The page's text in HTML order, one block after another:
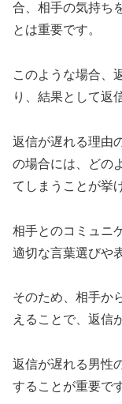
合、相手の気持ち
とは重要です。
このような場合、
り、結果として返
返信が遅れる理由
の場合には、どの
てしまうことが挙
相手とのコミュニ
適切な言葉選びや
そのため、相手か
えることで、返信
返信が遅れる男性
することが重要で